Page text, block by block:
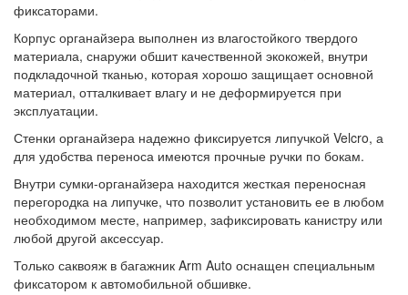
фиксаторами.
Корпус органайзера выполнен из влагостойкого твердого
материала, снаружи обшит качественной экокожей, внутри
подкладочной тканью, которая хорошо защищает основной
материал, отталкивает влагу и не деформируется при
эксплуатации.
Стенки органайзера надежно фиксируется липучкой Velcro, а
для удобства переноса имеются прочные ручки по бокам.
Внутри сумки-органайзера находится жесткая переносная
перегородка на липучке, что позволит установить ее в любом
необходимом месте, например, зафиксировать канистру или
любой другой аксессуар.
Только саквояж в багажник Arm Auto оснащен специальным
фиксатором к автомобильной обшивке.